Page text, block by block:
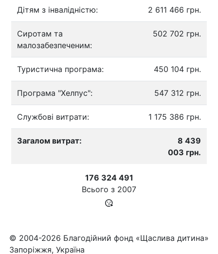
Дітям з інвалідністю: 2 611 466 грн.
Сиротам та
малозабезпеченим:
502 702 грн.
Туристична програма: 450 104 грн.
Програма "Хелпус": 547 312 грн.
Службові витрати: 1 175 386 грн.
Загалом витрат:
8 439
003 грн.
176 324 491
Всього з 2007
© 2004-2026 Благодійний фонд «Щаслива дитина»
Запоріжжя, Україна